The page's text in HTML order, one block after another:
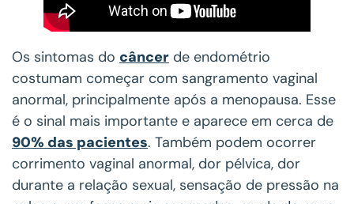
Os sintomas do câncer de endométrio
costumam começar com sangramento vaginal
anormal, principalmente após a menopausa. Esse
é o sinal mais importante e aparece em cerca de
90% das pacientes. Também podem ocorrer
corrimento vaginal anormal, dor pélvica, dor
durante a relação sexual, sensação de pressão na